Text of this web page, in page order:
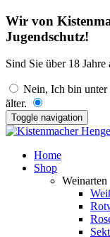
Wir von
Jugendschutz!
Sind Sie über 18 Jahre
Nein, Ich bin unter
älter.
Toggle navigation
Home
Shop
Weinarten
Sekt